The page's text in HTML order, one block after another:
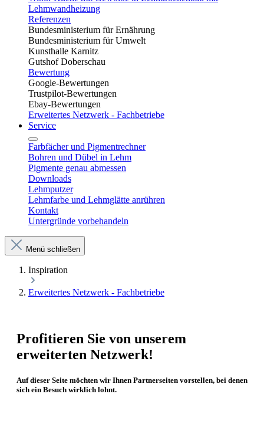
Lehmwandheizung
Referenzen
Bundesministerium für Ernährung
Bundesministerium für Umwelt
Kunsthalle Karnitz
Gutshof Doberschau
Bewertung
Google-Bewertungen
Trustpilot-Bewertungen
Ebay-Bewertungen
Erweitertes Netzwerk - Fachbetriebe
Service
Farbfächer und Pigmentrechner
Bohren und Dübel in Lehm​
Pigmente genau abmessen
Downloads
Lehmputzer
Lehmfarbe und Lehmglätte anrühren
Kontakt
Untergründe vorbehandeln
Menü schließen
Inspiration
Erweitertes Netzwerk - Fachbetriebe
Profitieren Sie von unserem
erweiterten Netzwerk!
Auf dieser Seite möchten wir Ihnen Partnerseiten vorstellen, bei denen
sich ein Besuch wirklich lohnt.